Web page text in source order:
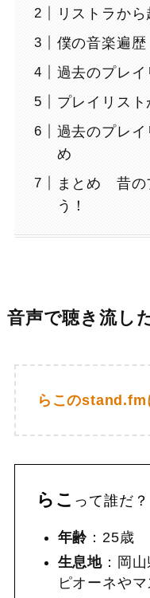
リストラか
僕の音楽遍
過去のプレイ
プレイリス
過去のプレイ
め
まとめ 昔の
う！
音声で聴き流し
らこのstand.fm
らこ って誰だ？
年齢 ：25歳
生息地 ：岡
ピオーネやマ